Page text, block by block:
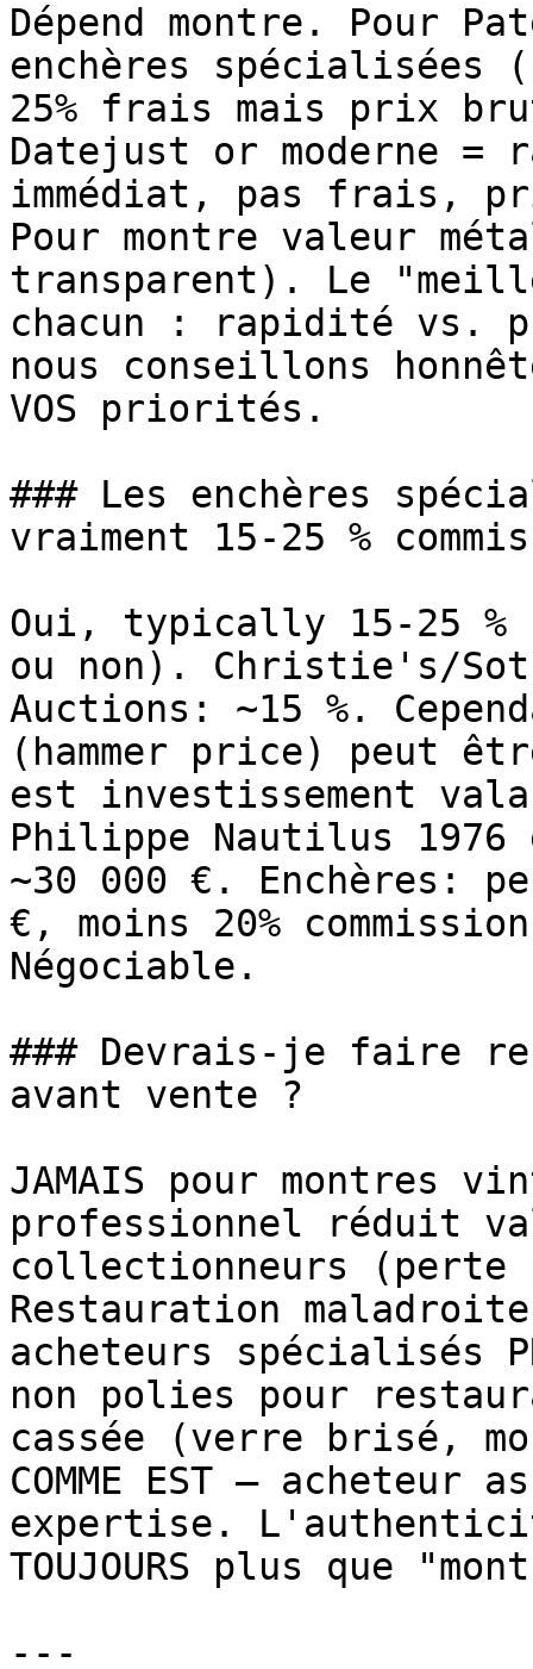
Dépend montre. Pour
enchères
25% frais mais prix
Datejust or moderne =
immédiat, pas frais,
Pour montre valeur
transparent). Le
chacun : rapidité vs.
nous conseillons
VOS priorités.
### Les enchères
vraiment 15-25 %
Oui, typically 15-25 %
ou non). Christie's/
Auctions: ~15 %.
(hammer price) peut
est investissement
Philippe Nautilus
~30 000 €. Enchères:
€, moins 20%
Négociable.
### Devrais-je faire
avant vente ?
JAMAIS pour montres
professionnel réduit
collectionneurs (perte
Restauration
acheteurs spécialisés
non polies pour
cassée (verre brisé,
COMME EST — acheteur
expertise.
TOUJOURS plus que
---